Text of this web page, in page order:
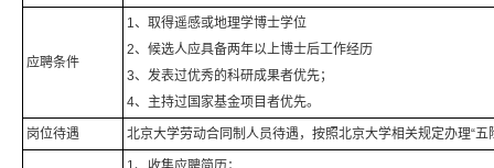
应聘条件
1、取得遥感或地理学博士学位
2、候选人应具备两年以上博士后工作经历
3、发表过优秀的科研成果者优先；
4、主持过国家基金项目者优先。
岗位待遇 北京大学劳动合同制人员待遇，按照北京大学相关规定办理“五